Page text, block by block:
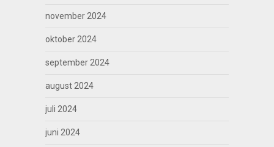
november 2024
oktober 2024
september 2024
august 2024
juli 2024
juni 2024